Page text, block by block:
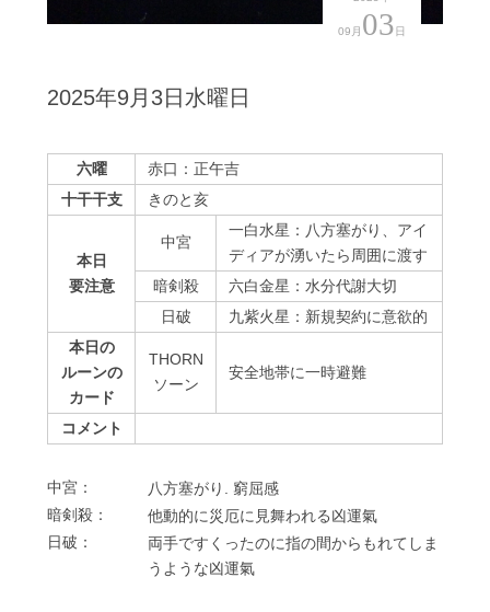
09月 03 日
2025年9月3日水曜日
六曜
赤口：正午吉
十干干支
きのと亥
本日
要注意
中宮
一白水星：八方塞がり、アイ
ディアが湧いたら周囲に渡す
暗剣殺
六白金星：水分代謝大切
⽇破
九紫火星：新規契約に意欲的
本日の
ルーンの
カード
THORN
ソーン
安全地帯に一時避難
コメント
中宮：
⼋⽅塞がり. 窮屈感
暗剣殺：
他動的に災厄に⾒舞われる凶運氣
⽇破：
両⼿ですくったのに指の間からもれてしま
うような凶運氣